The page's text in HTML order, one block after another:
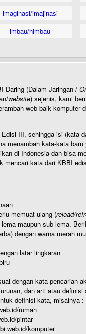
imaginasi/imajinasi
imbau/himbau
Daring (Dalam Jaringan /
website) sejenis, kami
web baik
III, sehingga isi (kata
menambah kata-kata
di Indonesia dan bisa
mencari kata dari KBBI
memuat ulang (reload/
maupun sub lema.
dengan warna merah
latar lingkaran
dengan kata pencarian
dan arti atau
definisi kata, misalnya :
rumah
pintar
komputer